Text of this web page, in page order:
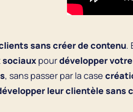
sans créer de contenu.
sociaux pourdévelopper
, sans passer par la case
leur clientèle sans